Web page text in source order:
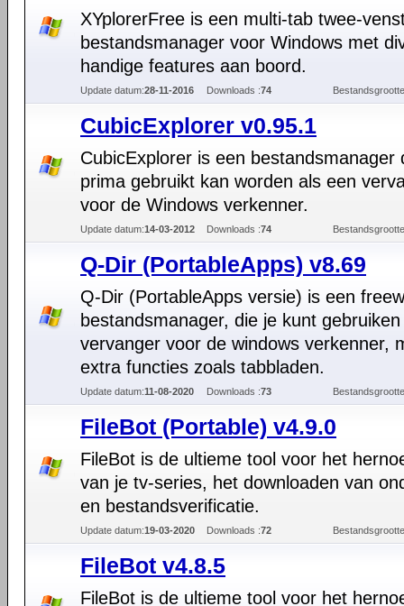
XYplorerFree is een multi-tab twee-
bestandsmanager voor Windows met
handige features aan boord.
Update datum:28-11-2016 Downloads :74
CubicExplorer v0.95.1
CubicExplorer is een bestandsmanager
prima gebruikt kan worden als een
voor de Windows verkenner.
Update datum:14-03-2012 Downloads :74
Q-Dir (PortableApps) v8.69
Q-Dir (PortableApps versie) is een
bestandsmanager, die je kunt
vervanger voor de windows verkenner,
extra functies zoals tabbladen.
Update datum:11-08-2020 Downloads :73
FileBot (Portable) v4.9.0
FileBot is de ultieme tool voor het
van je tv-series, het downloaden van
en bestandsverificatie.
Update datum:19-03-2020 Downloads :72
FileBot v4.8.5
FileBot is de ultieme tool voor het